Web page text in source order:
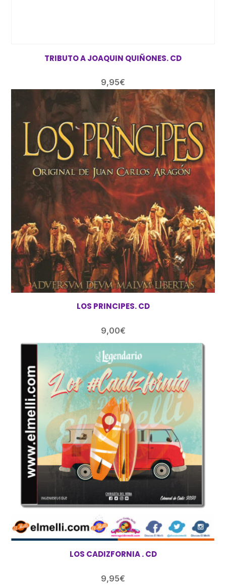
TRIBUTO A JOAQUIN QUIÑONES. CD
9,95€
LOS PRINCIPES. CD
9,00€
LOS CADIZFORNIA . CD
9,95€